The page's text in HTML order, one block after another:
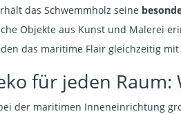
das Schwemmholz seine
Objekte aus Kunst und Malerei
das maritime Flair gleichzeitig mit
für jeden
der maritimen Inneneinrichtung